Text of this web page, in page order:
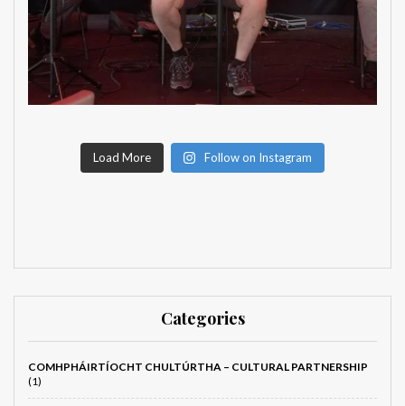
Load More Follow on Instagram
Categories
COMHPHÁIRTÍOCHT CHULTÚRTHA – CULTURAL PARTNERSHIP
(1)